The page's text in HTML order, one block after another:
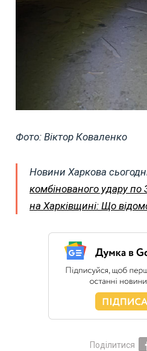
Фото: Віктор Коваленко
Новини Харкова
комбінованого удару по
на Харківщині: Що
Поділитися